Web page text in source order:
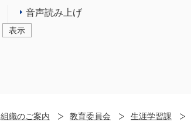
音声読み上げ
表示
組織のご案内 教育委員会 生涯学習課